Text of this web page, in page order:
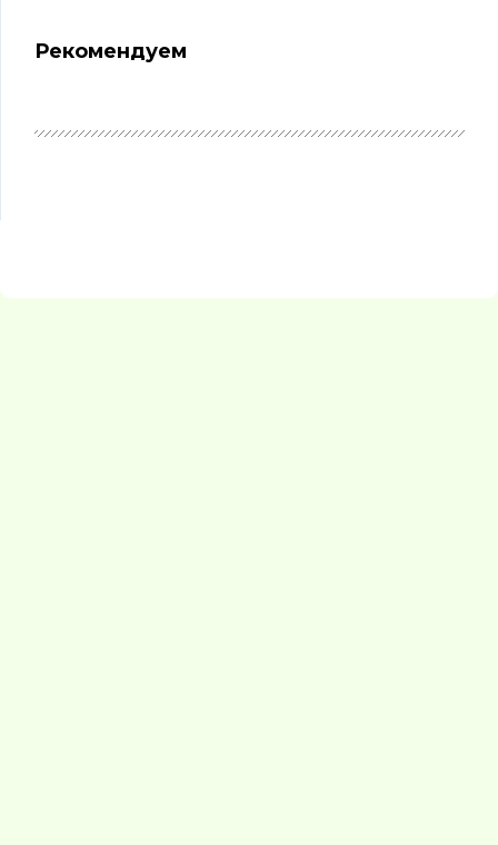
Рекомендуем